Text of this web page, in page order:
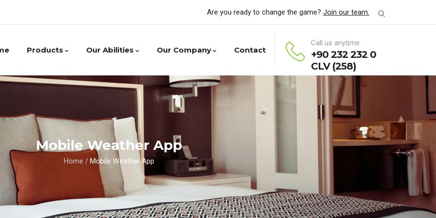
Are you ready to change the game? Join our team.
Products Our Abilities Our Company Contact
Call us anytime
+90 232 232 0
CLV (258)
Mobile Weather App
Home / Mobile Weather App